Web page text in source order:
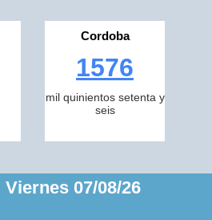
Cordoba
1576
mil quinientos setenta y
seis
07/08/26